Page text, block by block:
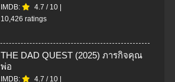
IMDB: 4.7 / 10 |
10,426 ratings
THE DAD QUEST (2025) ภารกิจคุณ
พ่อ
IMDB: 4.7 / 10 |